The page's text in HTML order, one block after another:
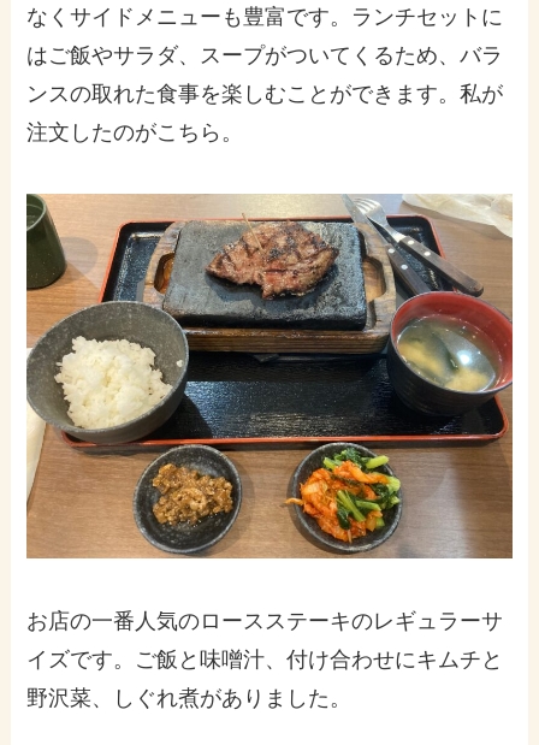
なくサイドメニューも豊富です。ランチセットに
はご飯やサラダ、スープがついてくるため、バラ
ンスの取れた食事を楽しむことができます。私が
注文したのがこちら。
お店の一番人気のロースステーキのレギュラーサ
イズです。ご飯と味噌汁、付け合わせにキムチと
野沢菜、しぐれ煮がありました。